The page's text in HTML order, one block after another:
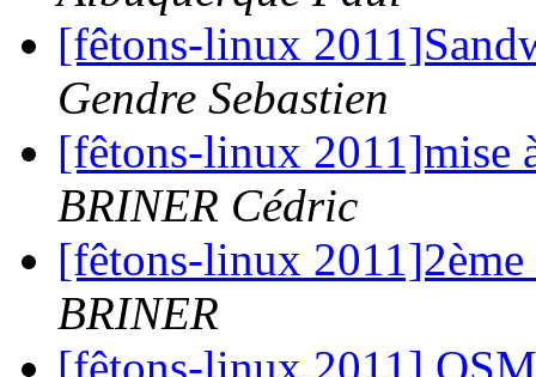
[fêtons-linux
Gendre Sebastien
[fêtons-linux 2011]mise
BRINER Cédric
[fêtons-linux
BRINER